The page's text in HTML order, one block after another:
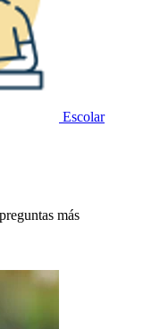
Escolar
más